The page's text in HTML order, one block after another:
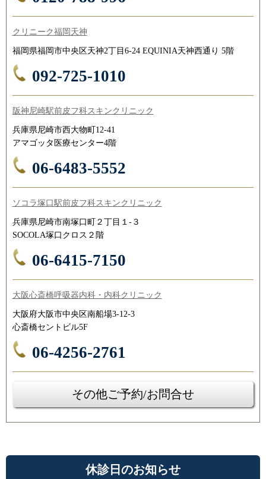
クリニーク福岡天神
福岡県福岡市中央区天神2丁目6-24 EQUINIA天神西通り 5階
092-725-1010
阪神尼崎駅前皮フ科スキンクリニック
兵庫県尼崎市西大物町12-41
アマゴッタ医療センター4階
06-6483-5552
ソコラ塚口駅前皮フ科スキンクリニック
兵庫県尼崎市南塚口町２丁目１-３
SOCOLA塚口クロス２階
06-6415-7150
大阪心斎橋呼吸器内科・内科クリニック
大阪府大阪市中央区南船場3-12-3
心斎橋セントビル5F
06-4256-2761
その他ご予約/お問合せ
休診日のお知らせ